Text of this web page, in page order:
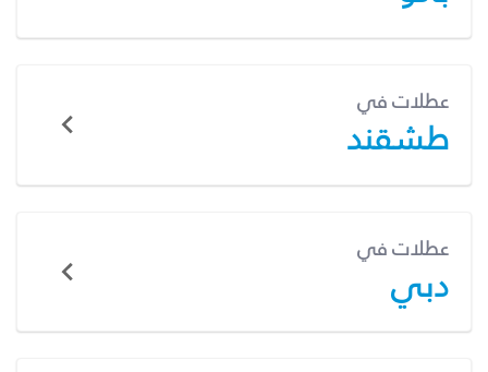
عطلات في
طشقند
عطلات في
دبي